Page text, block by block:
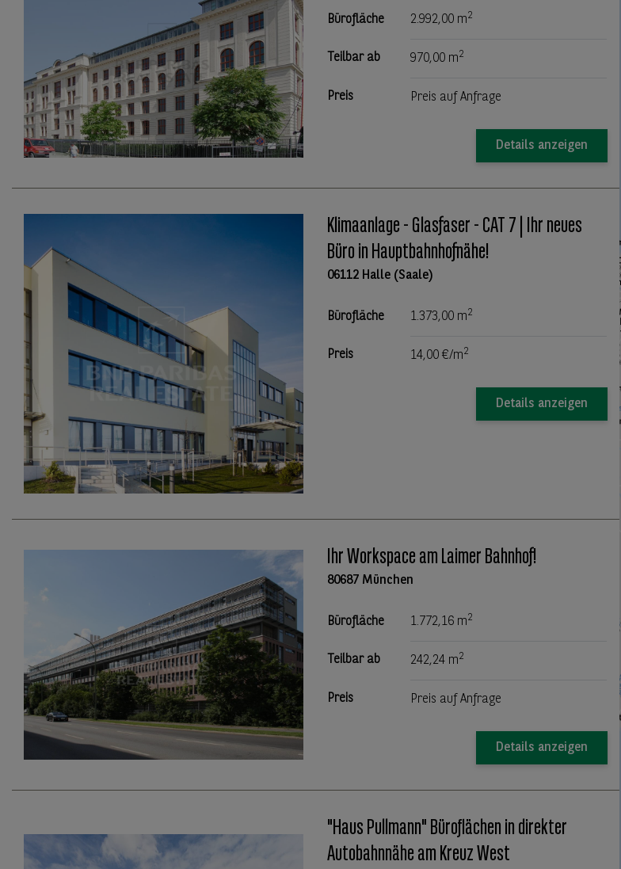
Bürofläche 2.992,00 m2
Teilbar ab 970,00 m2
Preis Preis auf Anfrage
Details anzeigen
Klimaanlage - Glasfaser - CAT 7 | Ihr neues
Büro in Hauptbahnhofnähe!
06112 Halle (Saale)
Bürofläche 1.373,00 m2
Preis 14,00 €/m2
Details anzeigen
Ihr Workspace am Laimer Bahnhof!
80687 München
Bürofläche 1.772,16 m2
Teilbar ab 242,24 m2
Preis Preis auf Anfrage
Details anzeigen
"Haus Pullmann" Büroflächen in direkter
Autobahnnähe am Kreuz West